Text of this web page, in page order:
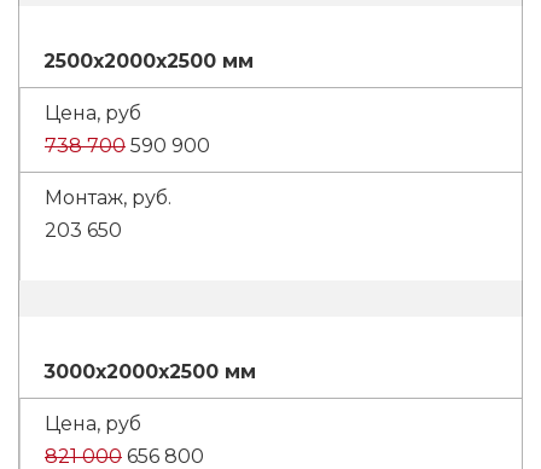
2500x2000x2500 мм
738 700 590 900
203 650
3000x2000x2500 мм
821 000 656 800